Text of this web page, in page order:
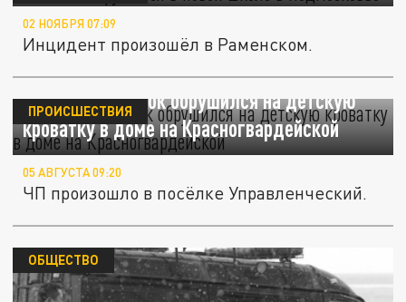
02 НОЯБРЯ 07:09
Инцидент произошёл в Раменском.
В Самаре потолок обрушился на детскую
кроватку в доме на Красногвардейской
ПРОИСШЕСТВИЯ
05 АВГУСТА 09:20
ЧП произошло в посёлке Управленческий.
ОБЩЕСТВО